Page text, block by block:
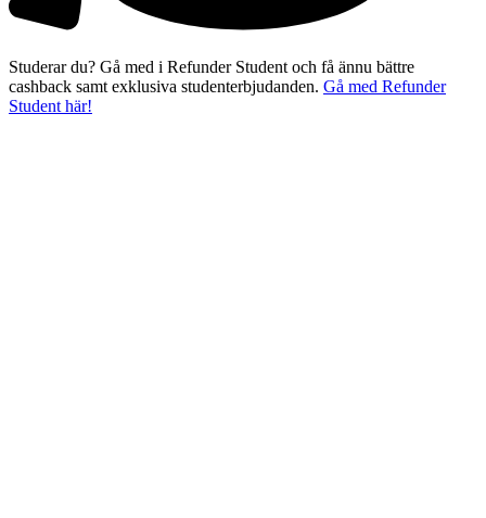
Studerar du? Gå med i Refunder Student och få ännu bättre
cashback samt exklusiva studenterbjudanden. Gå med Refunder
Student här!